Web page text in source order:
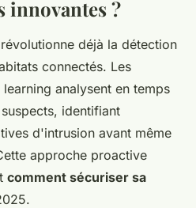
innovantes ?
déjà la détection
connectés. Les
analysent en temps
identifiant
d'intrusion avant même
approche proactive
comment sécuriser sa